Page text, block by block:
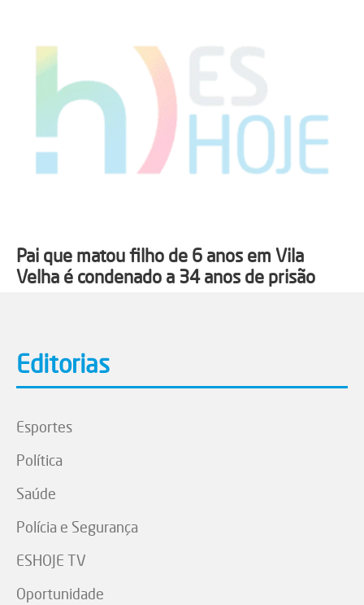
Pai que matou filho de 6 anos em Vila
Velha é condenado a 34 anos de prisão
Editorias
Esportes
Política
Saúde
Polícia e Segurança
ESHOJE TV
Oportunidade